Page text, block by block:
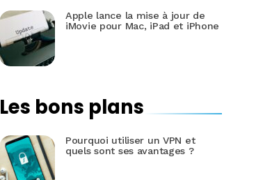
Apple lance la mise à jour de
iMovie pour Mac, iPad et iPhone
Les bons plans
Pourquoi utiliser un VPN et
quels sont ses avantages ?